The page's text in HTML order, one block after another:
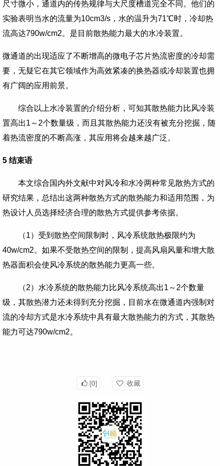
尺寸微小，通道内的传热规律与大尺度槽道完全不同。他们的
实验表明当水的流量为10cm3/s ，水的温升为71℃时，冷却热
流高达790w/cm2。是目前散热能力最大的水冷装置。
微通道的出现适应了不断增高的微电子芯片热流密度的冷却需
要，无疑它在其它领域作为高效紧凑的换热器或冷却装置也拥
有广阔的应用前景。
综合以上水冷装置的介绍分析，可知其散热能力比风冷装
置高出1 ～ 2个数量级，而且其散热能力还没有被充分挖掘，随
着热流密度的不断高涨，其应用将会越来越广泛。
5 结束语
本文综合国内外文献中对风冷和水冷两种常见散热方式的
研究结果，总结出这两种散热方式的散热能力和适用范围，为
热设计人员选择经济合理的散热方式提供参考依据。
（1）受到散热空间限制时，风冷系统散热极限约为
40w/cm2。如果不受散热空间的限制，提高风扇风量和增大散
热器面积会使风冷系统的散热能力更高一些。
（2）水冷系统的散热能力比风冷系统高出1 ～ 2个数量
级，其散热潜力还未得到充分挖掘，目前水在微通道内强制对
流的冷却方式是水冷系统中具有最大散热能力的方式，其散热
能力可达790w/cm2。
[0] 收藏